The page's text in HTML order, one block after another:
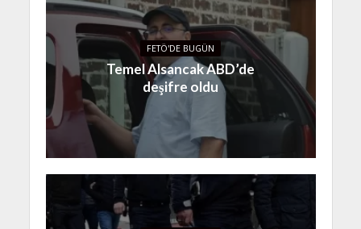
FETÖ'DE BUGÜN
Temel Alsancak ABD’de
deşifre oldu